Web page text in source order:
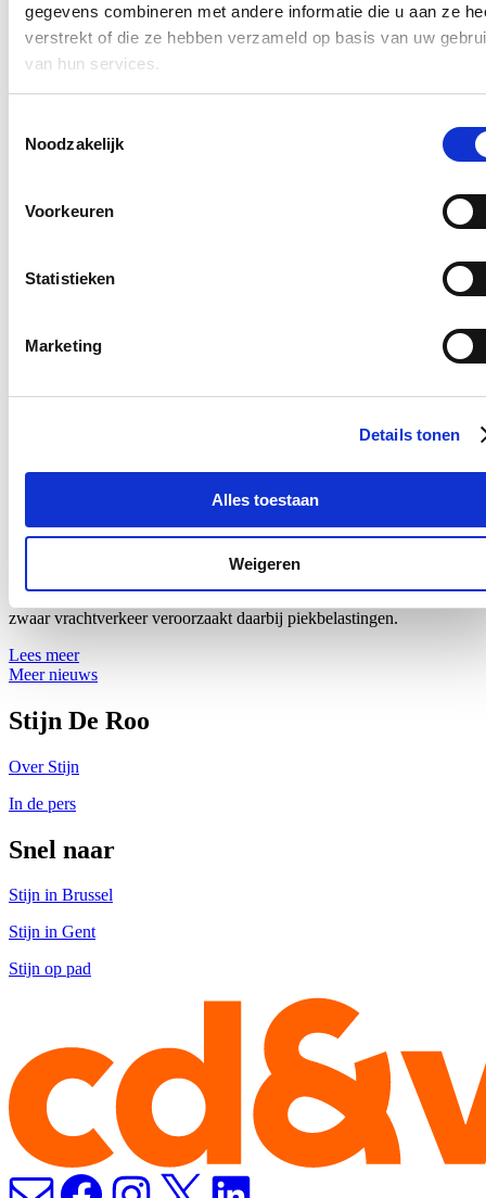
gegevens combineren met andere informatie die u aan ze
verstrekt of die ze hebben verzameld op basis van uw
van hun services.
Noodzakelijk
Voorkeuren
Statistieken
Marketing
Details tonen
Alles toestaan
Weigeren
05/08/26
Speelzones in de buurt zijn belangrijke ontmoetingsplaatsen voor
kinderen, ouders en buurtbewoners. Ze dragen bij aan de
leefbaarheid van de wijk en bieden kinderen de mogelijkheid om
Lees meer
haverklap vastrijden, krijgt ‘halve knip’
Vanaf 17 juli zullen voertuigen tijdelijk slechts langs één richting
voortuinen: nieuwe poging om drukke straat veiliger
Bewoners van de Beekstraat in Drongen trekken aan de alarmbel
inzake de leefbaarheid van hun straat. De bezorgdheden situeren
zich op meerdere vlakken. Zo liggen de geluidsniveaus er zowel
zwaar vrachtverkeer veroorzaakt daarbij piekbelastingen.
Lees meer
Meer nieuws
Stijn De Roo
Over Stijn
In de pers
Snel naar
Stijn in Brussel
Stijn in Gent
Stijn op pad